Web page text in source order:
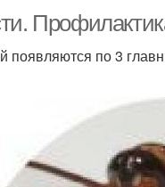
появляются по 3